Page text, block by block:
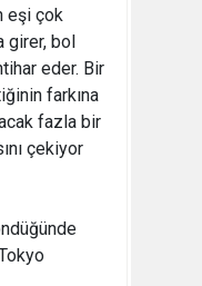
eşi çok
girer, bol
eder. Bir
farkına
fazla bir
çekiyor